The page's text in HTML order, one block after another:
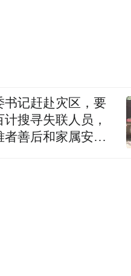
书记赶赴灾区，要
搜寻失联人员，
者善后和家属安抚